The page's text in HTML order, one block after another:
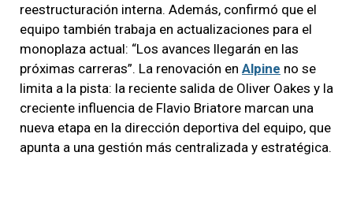
reestructuración interna. Además, confirmó que el
equipo también trabaja en actualizaciones para el
monoplaza actual: “Los avances llegarán en las
próximas carreras”. La renovación en Alpine no se
limita a la pista: la reciente salida de Oliver Oakes y la
creciente influencia de Flavio Briatore marcan una
nueva etapa en la dirección deportiva del equipo, que
apunta a una gestión más centralizada y estratégica.